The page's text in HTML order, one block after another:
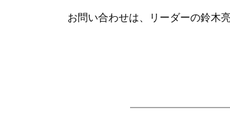
お問い合わせは、リーダーの鈴木